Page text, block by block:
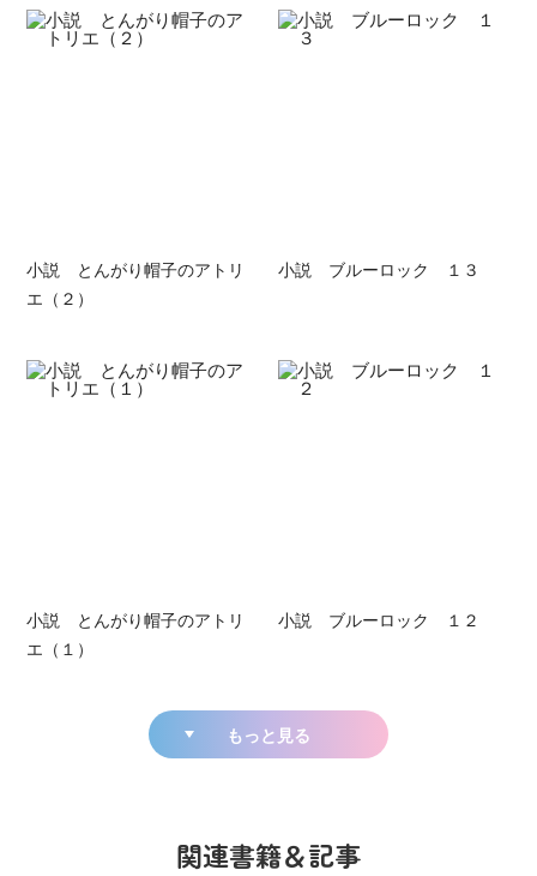
小説 とんがり帽子のアトリ
エ（２）
小説 ブルーロック １３
小説 とんがり帽子のアトリ
エ（１）
小説 ブルーロック １２
もっと見る
関連書籍＆記事